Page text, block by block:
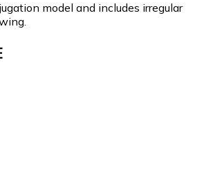
model and includes irregular